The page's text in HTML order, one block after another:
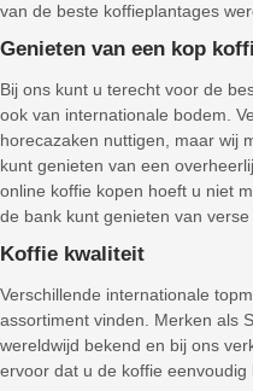
van de beste koffieplantages
Genieten van een kop
Bij ons kunt u terecht voor de
ook van internationale bodem.
horecazaken nuttigen, maar wij
kunt genieten van een
online koffie kopen hoeft u niet
de bank kunt genieten van
Koffie kwaliteit
Verschillende internationale
assortiment vinden. Merken als
wereldwijd bekend en bij ons
ervoor dat u de koffie eenvoudig